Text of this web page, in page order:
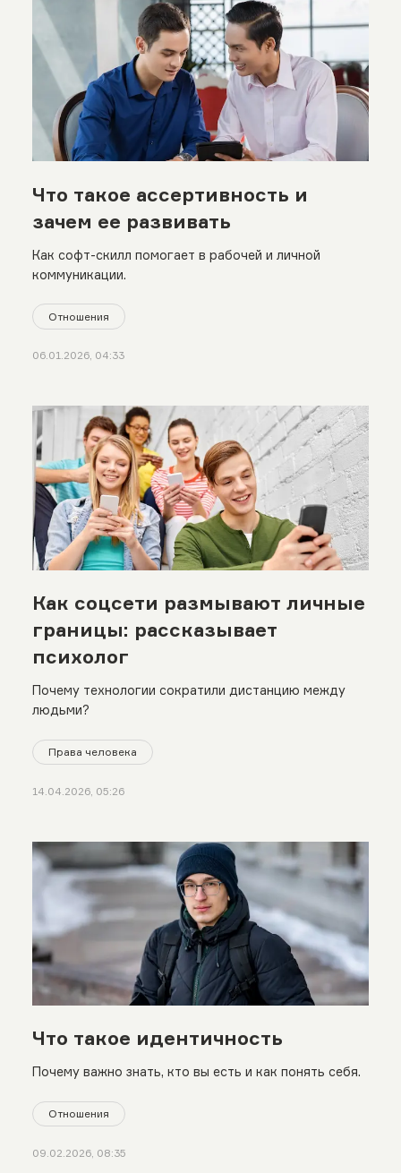
Что такое ассертивность и
зачем ее развивать
Как софт-скилл помогает в рабочей и личной
коммуникации.
Отношения
06.01.2026, 04:33
Как соцсети размывают личные
границы: рассказывает
психолог
Почему технологии сократили дистанцию между
людьми?
Права человека
14.04.2026, 05:26
Что такое идентичность
Почему важно знать, кто вы есть и как понять себя.
Отношения
09.02.2026, 08:35